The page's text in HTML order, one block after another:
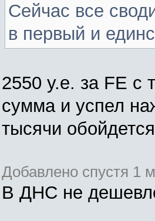
Сейчас все
в первый и
2550 у.е. за FE с
сумма и успел
тысячи
Добавлено спустя 1
В ДНС не